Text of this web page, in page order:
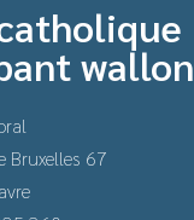
wallon
Bruxelles 67